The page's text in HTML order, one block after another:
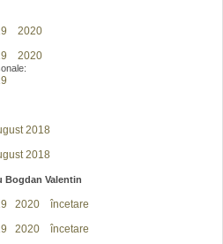
2020
2020
2018
2018
Bogdan Valentin
2020 încetare
2020 încetare